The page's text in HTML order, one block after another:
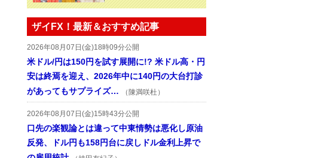
ザイFX！最新＆おすすめ記事
2026年08月07日(金)18時09分公開
米ドル/円は150円を試す展開に!? 米ドル高・円
安は終焉を迎え、2026年中に140円の大台打診
があってもサプライズ…
（陳満咲杜）
2026年08月07日(金)15時43分公開
口先の楽観論とは違って中東情勢は悪化し原油
反発、ドル円も158円台に戻しドル金利上昇で